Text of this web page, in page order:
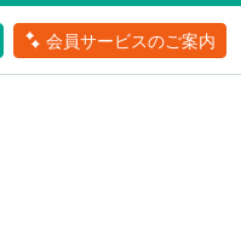
会員サービスのご案内